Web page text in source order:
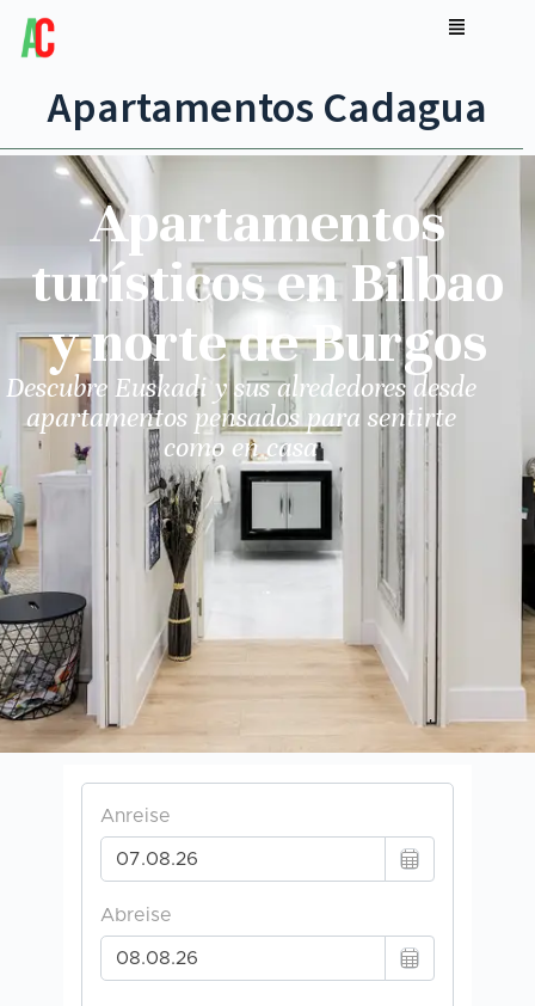
Apartamentos Cadagua
Apartamentos
turísticos en Bilbao
y norte de Burgos
Descubre Euskadi y sus alrededores desde
apartamentos pensados para sentirte
como en casa